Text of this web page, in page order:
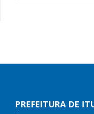
PREFEITURA DE